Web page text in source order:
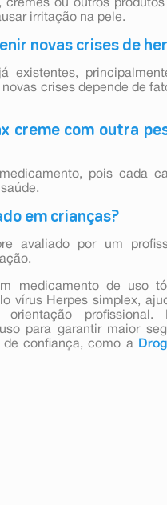
ou outros
irritação na pele.
novas crises de
existentes,
crises depende de
creme com outra
pois cada
em crianças?
avaliado por um
medicamento de uso
vírus Herpes simplex,
profissional.
para garantir maior
confiança, como a
e labial, seja o primeiro